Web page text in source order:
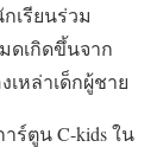
เรียนร่วม
ดเกิดขึ้นจาก
หล่าเด็กผู้ชาย
ร์ตูน C-kids ใน